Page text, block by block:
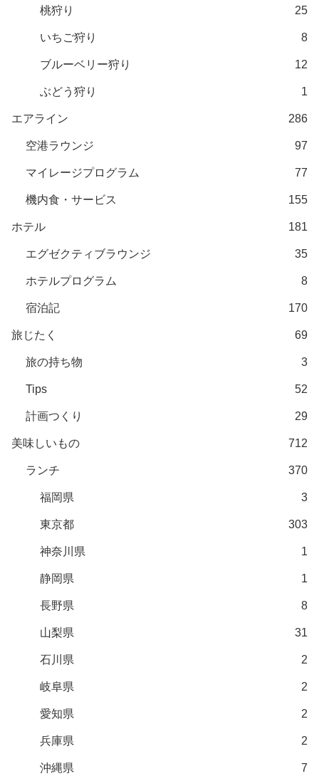
桃狩り 25
いちご狩り 8
ブルーベリー狩り 12
ぶどう狩り 1
エアライン 286
空港ラウンジ 97
マイレージプログラム 77
機内食・サービス 155
ホテル 181
エグゼクティブラウンジ 35
ホテルプログラム 8
宿泊記 170
旅じたく 69
旅の持ち物 3
Tips 52
計画つくり 29
美味しいもの 712
ランチ 370
福岡県 3
東京都 303
神奈川県 1
静岡県 1
長野県 8
山梨県 31
石川県 2
岐阜県 2
愛知県 2
兵庫県 2
沖縄県 7